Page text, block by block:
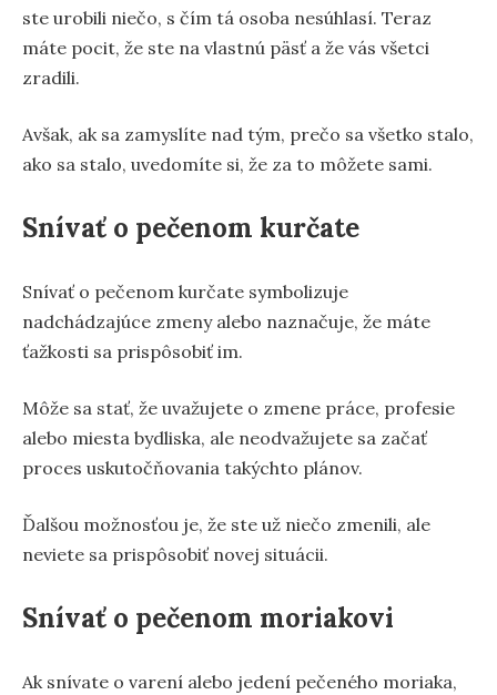
ste urobili niečo, s čím tá osoba nesúhlasí. Teraz
máte pocit, že ste na vlastnú päsť a že vás všetci
zradili.
Avšak, ak sa zamyslíte nad tým, prečo sa všetko stalo,
ako sa stalo, uvedomíte si, že za to môžete sami.
Snívať o pečenom kurčate
Snívať o pečenom kurčate symbolizuje
nadchádzajúce zmeny alebo naznačuje, že máte
ťažkosti sa prispôsobiť im.
Môže sa stať, že uvažujete o zmene práce, profesie
alebo miesta bydliska, ale neodvažujete sa začať
proces uskutočňovania takýchto plánov.
Ďalšou možnosťou je, že ste už niečo zmenili, ale
neviete sa prispôsobiť novej situácii.
Snívať o pečenom moriakovi
Ak snívate o varení alebo jedení pečeného moriaka,